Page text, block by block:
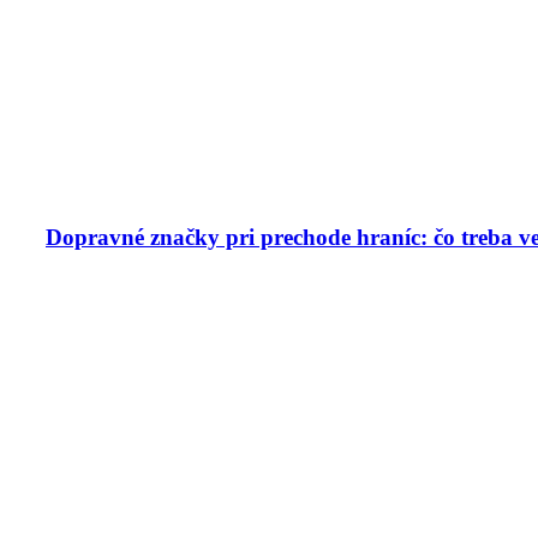
Dopravné značky pri prechode hraníc: čo treba